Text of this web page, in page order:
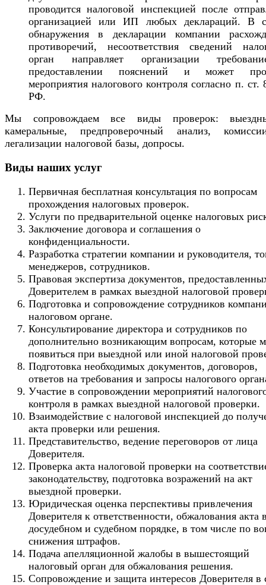
проводится налоговой инспекцией после
организацией или ИП любых деклараций. В
обнаружения в декларации компании
противоречий, несоответствия сведений
орган направляет организации
предоставлении пояснений и может
мероприятия налогового контроля согласно п.
РФ.
Мы сопровождаем все виды проверок:
камеральные, предпроверочный анализ,
легализации налоговой базы, допросы.
Виды наших услуг
Первичная бесплатная консультация по вопросам
прохождения налоговых проверок.
Услуги по предварительной оценке налоговых
Заключение договора и соглашения о
конфиденциальности.
Разработка стратегии компании и руководителя,
менеджеров, сотрудников.
Правовая экспертиза документов,
Доверителем в рамках выездной налоговой
Подготовка и сопровождение сотрудников
налоговом органе.
Консультирование директора и сотрудников по
дополнительно возникающим вопросам, которые
появиться при выездной или иной налоговой
Подготовка необходимых документов, договоров,
ответов на требования и запросы налогового
Участие в сопровождении мероприятий
контроля в рамках выездной налоговой проверки.
Взаимодействие с налоговой инспекцией до
акта проверки или решения.
Представительство, ведение переговоров от лица
Доверителя.
Проверка акта налоговой проверки на
законодательству, подготовка возражений на акт
выездной проверки.
Юридическая оценка перспективы привлечения
Доверителя к ответственности, обжалования акта
досудебном и судебном порядке, в том числе по
снижения штрафов.
Подача апелляционной жалобы в вышестоящий
налоговый орган для обжалования решения.
Сопровождение и защита интересов Доверителя в